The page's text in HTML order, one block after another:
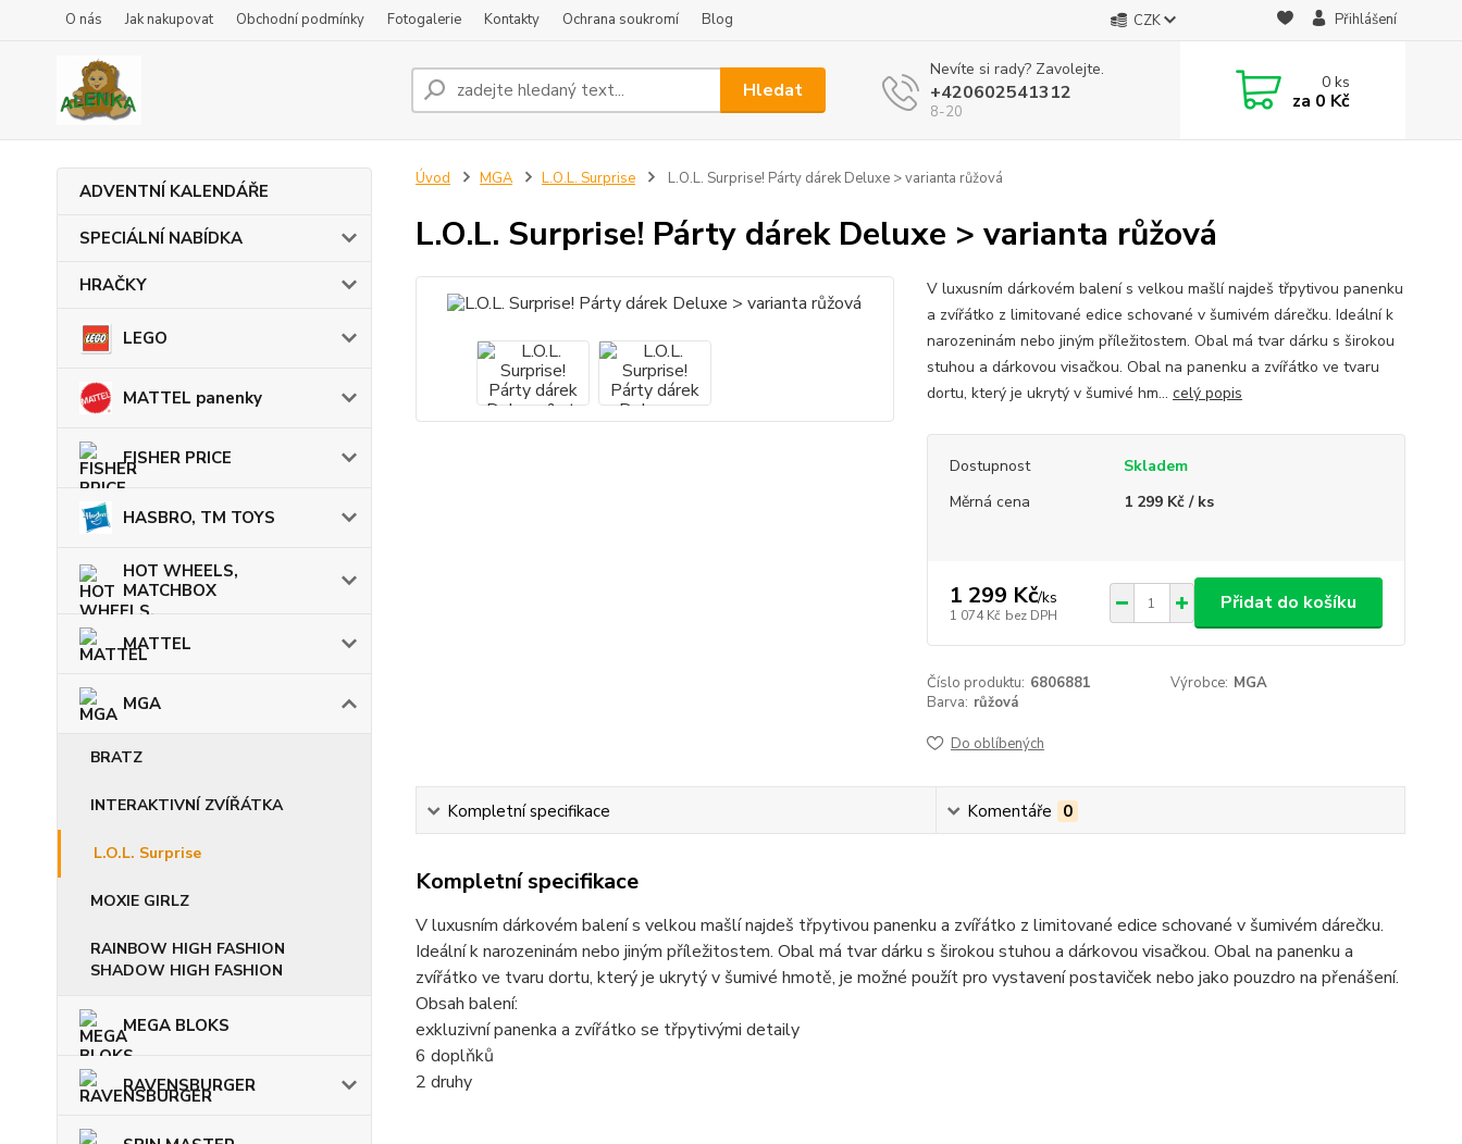
O nás Jak nakupovat Obchodní podmínky Fotogalerie Kontakty Ochrana soukromí Blog CZK Přihlášení
Hledat
Nevíte si rady? Zavolejte.
+420602541312
8-20
0ks
za 0 Kč
ADVENTNÍ KALENDÁŘE
SPECIÁLNÍ NABÍDKA
HRAČKY
LEGO
MATTEL panenky
FISHER PRICE
HASBRO, TM TOYS
HOT WHEELS,
MATCHBOX
MATTEL
MGA
BRATZ
INTERAKTIVNÍ ZVÍŘÁTKA
L.O.L. Surprise
MOXIE GIRLZ
RAINBOW HIGH FASHION
SHADOW HIGH FASHION
MEGA BLOKS
RAVENSBURGER
Úvod MGA L.O.L. Surprise L.O.L. Surprise! Párty dárek Deluxe > varianta růžová
L.O.L. Surprise! Párty dárek Deluxe > varianta růžová
V luxusním dárkovém balení s velkou mašlí najdeš třpytivou panenku
a zvířátko z limitované edice schované v šumivém dárečku. Ideální k
narozeninám nebo jiným příležitostem. Obal má tvar dárku s širokou
stuhou a dárkovou visačkou. Obal na panenku a zvířátko ve tvaru
dortu, který je ukrytý v šumivé hm... celý popis
Dostupnost
Skladem
Měrná cena
1 299 Kč / ks
1 299 Kč/ks
1 074 Kč bez DPH
Přidat do košíku
Číslo produktu: 6806881 Výrobce: MGA
Barva: růžová
Do oblíbených
Kompletní specifikace Komentáře 0
Kompletní specifikace
V luxusním dárkovém balení s velkou mašlí najdeš třpytivou panenku a zvířátko z limitované edice schované v šumivém dárečku.
Ideální k narozeninám nebo jiným příležitostem. Obal má tvar dárku s širokou stuhou a dárkovou visačkou. Obal na panenku a
zvířátko ve tvaru dortu, který je ukrytý v šumivé hmotě, je možné použít pro vystavení postaviček nebo jako pouzdro na přenášení.
Obsah balení:
exkluzivní panenka a zvířátko se třpytivými detaily
6 doplňků
2 druhy